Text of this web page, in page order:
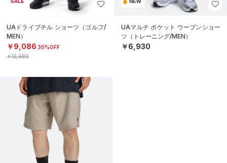
UAドライブチル ショーツ（ゴルフ/
MEN）
￥9,086 30%OFF
￥12,980
UAマルチ ポケット ウーブンショー
ツ（トレーニング/MEN）
￥6,930